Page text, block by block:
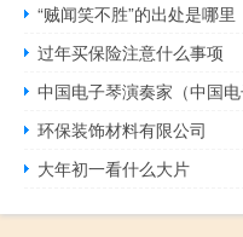
“贼闻笑不胜”的出处是哪里
过年买保险注意什么事项
中国电子琴演奏家（中国电
环保装饰材料有限公司
大年初一看什么大片